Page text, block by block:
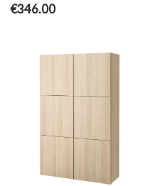
€346.00